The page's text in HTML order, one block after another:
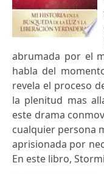
abrumada por el
habla del
revela el proceso
la plenitud mas
este drama
cualquier persona
aprisionada por
En este libro,